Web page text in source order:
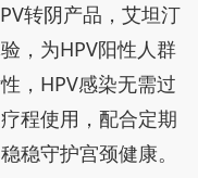
转阴产品，艾坦汀
，为HPV阳性人群
，HPV感染无需过
程使用，配合定期
稳守护宫颈健康。